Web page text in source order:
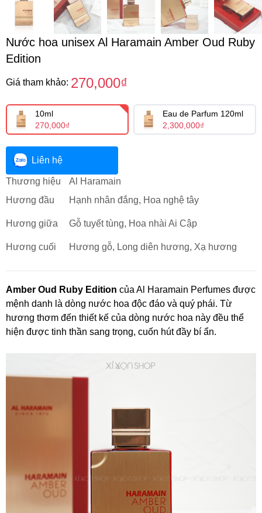
Nước hoa unisex Al Haramain Amber Oud Ruby
Edition
Giá tham khảo: 270,000₫
10ml
270,000₫
Eau de Parfum 120ml
2,300,000₫
Liên hệ
Thương hiệu
Al Haramain
Hương đầu
Hạnh nhân đắng, Hoa nghệ tây
Hương giữa Gỗ tuyết tùng, Hoa nhài Ai Cập
Hương cuối Hương gỗ, Long diên hương, Xạ hương
Amber Oud Ruby Edition của Al Haramain Perfumes được
mệnh danh là dòng nước hoa độc đáo và quý phái. Từ
hương thơm đến thiết kế của dòng nước hoa này đều thể
hiện được tinh thần sang trọng, cuốn hút đầy bí ẩn.